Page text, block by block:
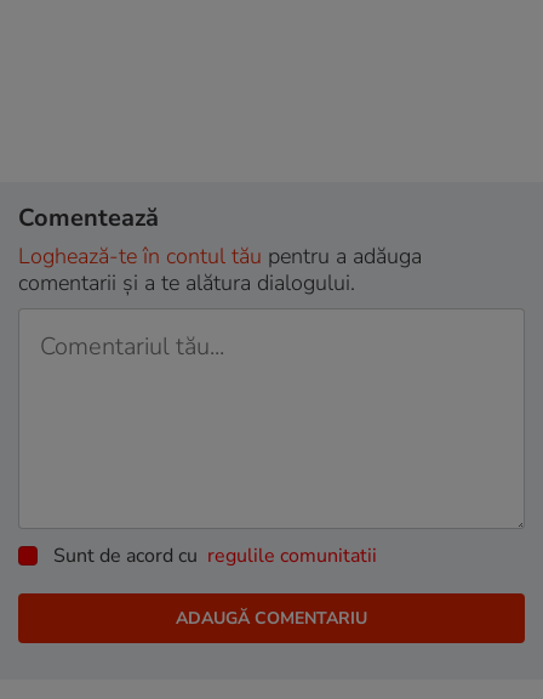
Comentează
Loghează-te în contul tău pentru a adăuga
comentarii și a te alătura dialogului.
Sunt de acord cu regulile comunitatii